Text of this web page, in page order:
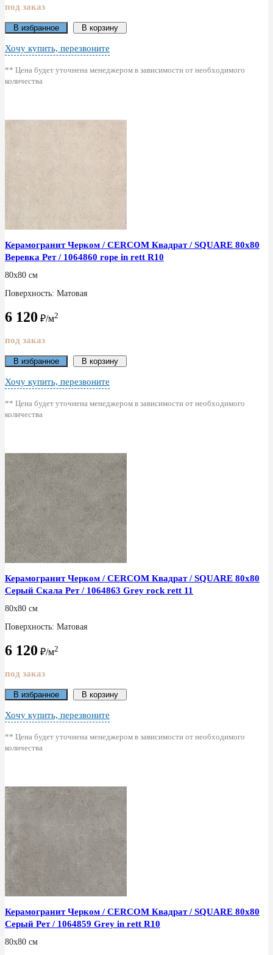
под заказ
В избранное В корзину
Хочу купить, перезвоните
** Цена будет уточнена менеджером в зависимости от необходимого
количества
Керамогранит Черком / CERCOM Квадрат / SQUARE 80x80
Веревка Рет / 1064860 rope in rett R10
80x80 см
Поверхность: Матовая
6 120 ₽/м2
под заказ
В избранное В корзину
Хочу купить, перезвоните
** Цена будет уточнена менеджером в зависимости от необходимого
количества
Керамогранит Черком / CERCOM Квадрат / SQUARE 80x80
Серый Скала Рет / 1064863 Grey rock rett 11
80x80 см
Поверхность: Матовая
6 120 ₽/м2
под заказ
В избранное В корзину
Хочу купить, перезвоните
** Цена будет уточнена менеджером в зависимости от необходимого
количества
Керамогранит Черком / CERCOM Квадрат / SQUARE 80x80
Серый Рет / 1064859 Grey in rett R10
80x80 см